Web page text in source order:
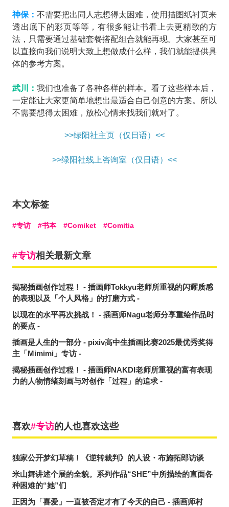
神保： 不需要把出同人志想得太困难，使用描图纸衬页来
透出底下的彩页等等，有很多能让书看上去更精致的方
法，只需要通过基础套餐搭配组合就能再现。大家甚至可
以直接向我们说明大致上想做成什么样，我们就能提供具
体的参考方案。
武川： 我们也准备了各种各样的样本。看了这些样本后，
一定能让大家更简单地想出最适合自己创意的方案。所以
不需要想得太困难，放松心情来找我们就对了。
>>绿阳社主页（仅日语）<<
>>绿阳社线上咨询室（仅日语）<<
本文标签
专访 书本 Comiket Comitia
专访相关最新文章
揭秘插画创作过程！ - 插画师Tokkyu老师所重视的闪耀质感
的表现以及「个人风格」的打磨方式 -
以现在的水平再次挑战！ - 插画师Nagu老师分享重绘作品时
的要点 -
插画是人生的一部分 - pixiv高中生插画比赛2025最优秀奖得
主「Mimimi」专访 -
揭秘插画创作过程！ - 插画师NAKDI老师所重视的富有表现
力的人物情绪刻画与对创作「过程」的追求 -
喜欢 专访的人也喜欢这些
独家公开梦幻草稿！《逆转裁判》的人设・布施拓郎访谈
米山舞讲述个展的全貌。系列作品“SHE”中所描绘的直面各
种困难的“她”们
正因为「喜爱」一直被否定才有了今天的自己 - 插画师村